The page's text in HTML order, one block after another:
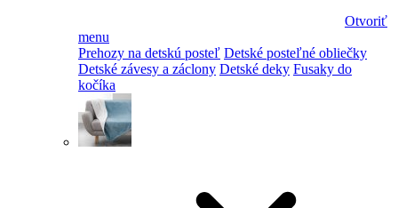
Otvoriť
menu
Prehozy na detskú posteľ Detské posteľné obliečky
Detské závesy a záclony Detské deky Fusaky do
kočíka